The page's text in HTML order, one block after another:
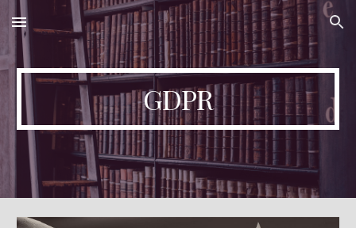
Skip to main content Skip to navigation
GDPR